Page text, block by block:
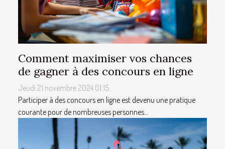
Comment maximiser vos chances
de gagner à des concours en ligne
Jeudi 21 novembre 2024 01:15
Participer à des concours en ligne est devenu une pratique
courante pour de nombreuses personnes...